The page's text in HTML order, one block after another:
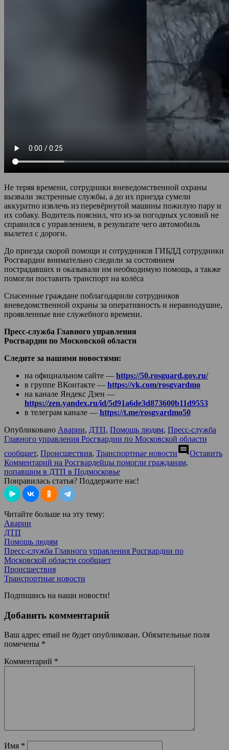
Не теряя времени, сотрудники вневедомственной охраны
вызвали экстренные службы, а до их приезда сумели
аккуратно извлечь из перевёрнутой машины пожилую пару и
их собаку. Водитель пояснил, что из-за погодных условий не
справился с управлением, в результате чего автомобиль
вылетел с дороги.
До приезда скорой помощи и сотрудников ГИБДД сотрудники
Росгвардии внимательно следили за состоянием
пострадавших и оказывали им необходимую помощь, а также
помогли поставить транспорт на колёса
Спасенные граждане поблагодарили сотрудников
вневедомственной охраны за оперативность и неравнодушие,
проявленные вне служебного времени.
Пресс-служба Главного управления
Росгвардии по Московской области
Следите за нашими новостями:
на официальном сайте — https://50.rosguard.gov.ru/
в группе ВКонтакте — https://vk.com/rosgvardmo
на канале Яндекс Дзен —
https://zen.yandex.ru/id/5d91a6de3d873600b11d9553
в телеграм канале — https://t.me/rosgvardmo50
Опубликовано Аварии, ДТП, Помощь людям, Пресс-служба
Главного управления Росгвардии по Московской области
сообщает, Происшествия, Транспортные новостиcomment Оставить
Комментарий на Росгвардейцы помогли гражданам,
попавшим в ДТП в Подмосковье
Понравилась статья? Поддержите нас!
Читайте больше на эту тему:
Аварии
ДТП
Помощь людям
Пресс-служба Главного управления Росгвардии по
Московской области сообщает
Происшествия
Транспортные новости
Подпишись на наши новости!
Добавить комментарий
Ваш адрес email не будет опубликован. Обязательные поля
помечены *
Комментарий *
Имя *